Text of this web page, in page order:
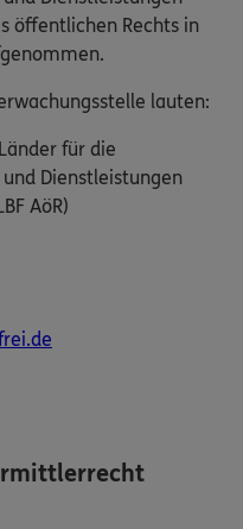
öffentlichen Rechts in
lauten:
für die
Dienstleistungen
AöR)